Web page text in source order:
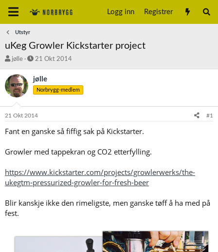
Logg inn Registrer
Utstyr
uKeg Growler Kickstarter project
T
å
d
s
t
jølle
S
a
r
t
o
21 Okt 2014
jølle
Norbrygg-medlem
21 Okt 2014 #1
Fant en ganske så fiffig sak på Kickstarter.
Growler med tappekran og CO2 etterfylling.
https://www.kickstarter.com/projects/growlerwerks/the-
ukegtm-pressurized-growler-for-fresh-beer
Blir kanskje ikke den rimeligste, men ganske tøff å ha med på
fest.